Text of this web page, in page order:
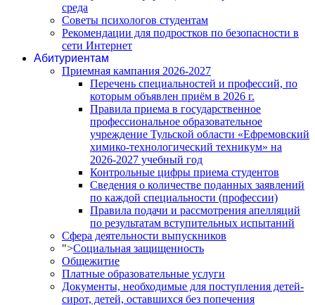
среда
Советы психологов студентам
Рекомендации для подростков по безопасности в
сети Интернет
Абитуриентам
Приемная кампания 2026-2027
Перечень специальностей и профессий, по
которым объявлен приём в 2026 г.
Правила приема в государственное
профессиональное образовательное
учреждение Тульской области «Ефремовский
химико-технологический техникум» на
2026-2027 учебный год
Контрольные цифры приема студентов
Сведения о количестве поданных заявлений
по каждой специальности (профессии)
Правила подачи и рассмотрения апелляций
по результатам вступительных испытаний
Сфера деятельности выпускников
">Социальная защищенность
Общежитие
Платные образовательные услуги
Документы, необходимые для поступления детей-
сирот, детей, оставшихся без попечения